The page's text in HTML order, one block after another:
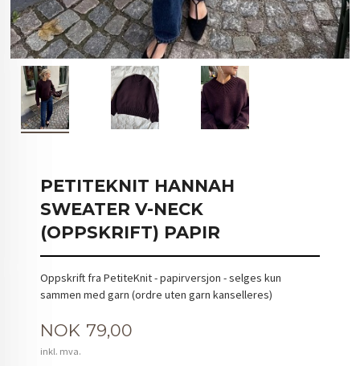
PETITEKNIT HANNAH
SWEATER V-NECK
(OPPSKRIFT) PAPIR
Oppskrift fra PetiteKnit - papirversjon - selges kun
sammen med garn (ordre uten garn kanselleres)
Pris
NOK 79,00
inkl. mva.